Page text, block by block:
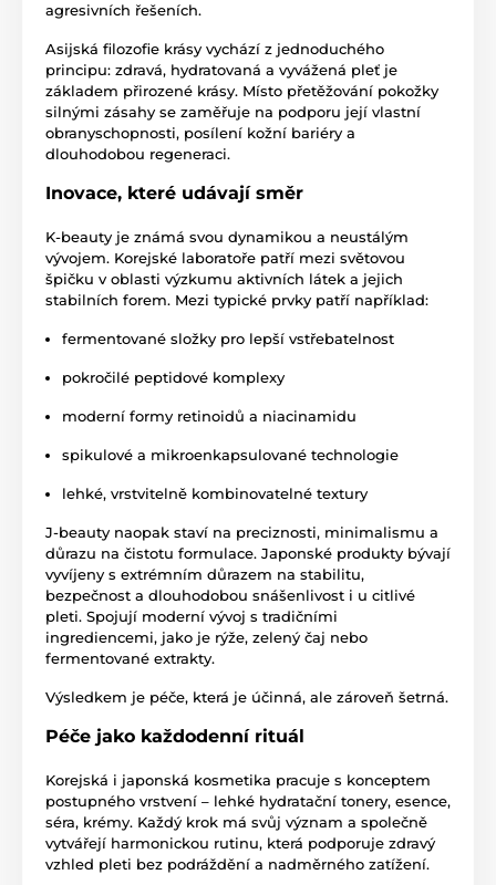
agresivních řešeních.
Asijská filozofie krásy vychází z jednoduchého
principu: zdravá, hydratovaná a vyvážená pleť je
základem přirozené krásy. Místo přetěžování pokožky
silnými zásahy se zaměřuje na podporu její vlastní
obranyschopnosti, posílení kožní bariéry a
dlouhodobou regeneraci.
Inovace, které udávají směr
K-beauty je známá svou dynamikou a neustálým
vývojem. Korejské laboratoře patří mezi světovou
špičku v oblasti výzkumu aktivních látek a jejich
stabilních forem. Mezi typické prvky patří například:
fermentované složky pro lepší vstřebatelnost
pokročilé peptidové komplexy
moderní formy retinoidů a niacinamidu
spikulové a mikroenkapsulované technologie
lehké, vrstvitelně kombinovatelné textury
J-beauty naopak staví na preciznosti, minimalismu a
důrazu na čistotu formulace. Japonské produkty bývají
vyvíjeny s extrémním důrazem na stabilitu,
bezpečnost a dlouhodobou snášenlivost i u citlivé
pleti. Spojují moderní vývoj s tradičními
ingrediencemi, jako je rýže, zelený čaj nebo
fermentované extrakty.
Výsledkem je péče, která je účinná, ale zároveň šetrná.
Péče jako každodenní rituál
Korejská i japonská kosmetika pracuje s konceptem
postupného vrstvení – lehké hydratační tonery, esence,
séra, krémy. Každý krok má svůj význam a společně
vytvářejí harmonickou rutinu, která podporuje zdravý
vzhled pleti bez podráždění a nadměrného zatížení.